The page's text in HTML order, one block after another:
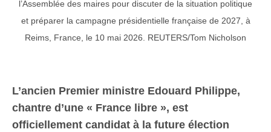
l’Assemblée des maires pour discuter de la situation politique
et préparer la campagne présidentielle française de 2027, à
Reims, France, le 10 mai 2026. REUTERS/Tom Nicholson
L’ancien Premier ministre Edouard Philippe,
chantre d’une « France libre », est
officiellement candidat à la future élection